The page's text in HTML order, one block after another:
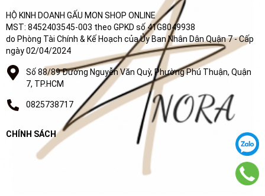
HỘ KINH DOANH GẤU MON SHOP ONLINE
MST: 8452403545-003 theo GPKD số 41G8049938
do Phòng Tài Chính & Kế Hoạch của Ủy Ban Nhân Dân Quận 7 - Cấp
ngày 02/04/2024
Số 88/89 Đường Nguyễn Văn Quỳ, Phường Phú Thuận, Quận
7, TP.HCM
0825738717
CHÍNH SÁCH